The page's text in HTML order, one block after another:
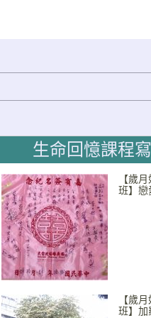
生命回憶課程
【歲
班】戀
【歲
班】加